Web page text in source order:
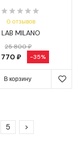
0 отзывов
LAB MILANO
25 800 ₽
770 ₽ -35%
В корзину
5 >